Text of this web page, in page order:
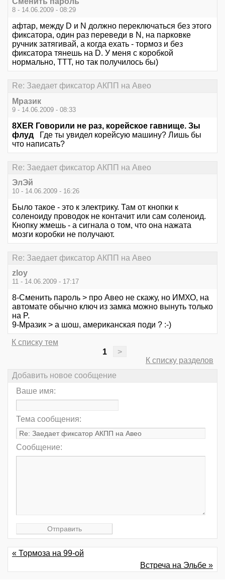
8 - 14.06.2009 - 08:29
афтар, между D и N должно переключаться без этого
фиксатора, один раз переведи в N, на парковке
ручник затягивай, а когда ехать - тормоз и без
фиксатора тянешь на D. У меня с коробкой
нормально, ТТТ, но так получилось бы)
Re: Заедает фиксатор АКПП на Авео
Mpaзик
9 - 14.06.2009 - 08:33
8XER Говорили не раз, корейское гавнище. Зы
флуд
Где ты увидел корейсую машину? Лишь бы
что написать?
Re: Заедает фиксатор АКПП на Авео
ЭлЭй
10 - 14.06.2009 - 16:26
Было такое - это к электрику. Там от кнопки к
соленоиду проводок не контачит или сам соленоид.
Кнопку жмешь - а сигнала о том, что она нажата
мозги коробки не получают.
Re: Заедает фиксатор АКПП на Авео
zloy
11 - 14.06.2009 - 17:17
8-Сменить пароль > про Авео не скажу, но ИМХО, на
автомате обычно ключ из замка можно вынуть только
на P.
9-Mpaзик > а шош, американская поди ? :-)
К списку тем
1
>
К списку разделов
Добавить новое сообщение
Ваше имя:
Тема сообщения:
Сообщение:
« Тормоза на 99-ой
Встреча на Эльбе »